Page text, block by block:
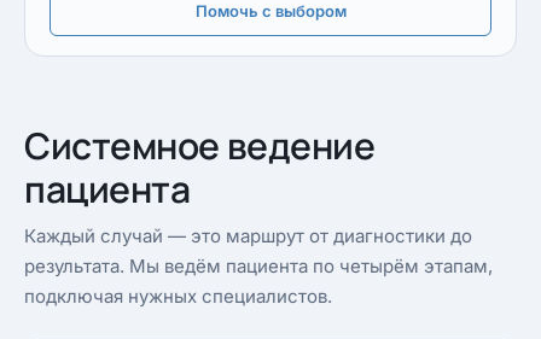
Помочь с выбором
Системное ведение
пациента
Каждый случай — это маршрут от диагностики до
результата. Мы ведём пациента по четырём этапам,
подключая нужных специалистов.